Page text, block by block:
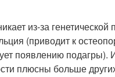
из-за
(приводит к
появлению
плюсны больше